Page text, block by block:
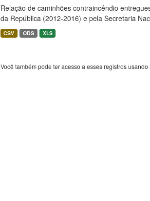
Relação de caminhões contraincêndio
da República (2012-2016) e pela Secretaria
CSV ODS XLS
Você também pode ter acesso a esses registros usando